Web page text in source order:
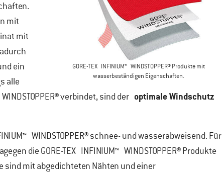
GORE-TEX INFINIUM™ WINDSTOPPER® Produkte mit
wasserbeständigen Eigenschaften.
mit
mit
ein
alle
verbindet, sind der optimale Windschutz
WINDSTOPPER®schnee- und wasserabweisend. Für
die GORE-TEX INFINIUM™ WINDSTOPPER® Produkte
sind mit abgedichteten Nähten und einer